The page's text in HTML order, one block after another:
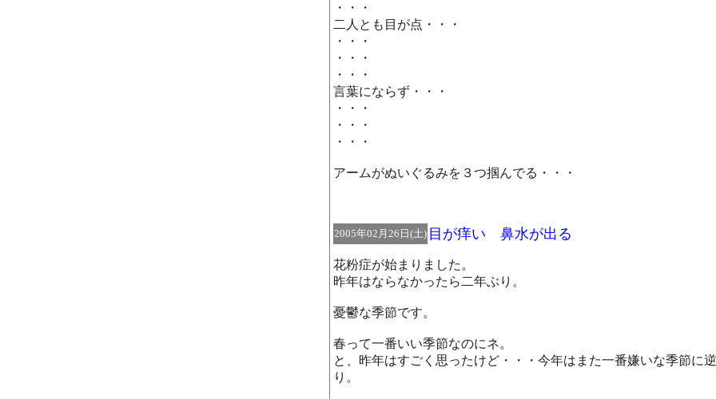
・・・
二人とも目が点・・・
・・・
・・・
・・・
言葉にならず・・・
・・・
・・・
・・・
アームがぬいぐるみを３つ掴んでる・・・
2005年02月26日(土) 目が痒い 鼻水が出る
花粉症が始まりました。
昨年はならなかったら二年ぶり。
憂鬱な季節です。
春って一番いい季節なのにネ。
と、昨年はすごく思ったけど・・・今年はまた一番嫌いな季節に
り。